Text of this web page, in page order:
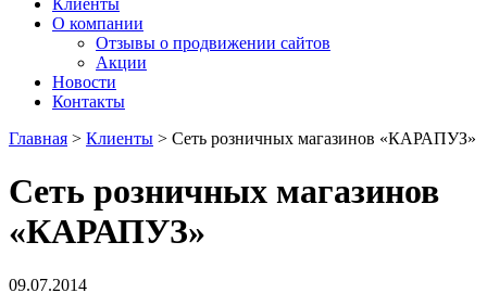
Клиенты
О компании
Отзывы о продвижении сайтов
Акции
Новости
Контакты
Главная > Клиенты > Сеть розничных магазинов «КАРАПУЗ»
Сеть розничных магазинов
«КАРАПУЗ»
09.07.2014